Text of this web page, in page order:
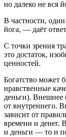
но далеко не вся
В частности,
йога, — даёт
С точки зрения
это достаток,
ценностей.
Богатство может
нравственные
деньги). Внешнее
от внутреннего.
зависит от
времени и денег.
и деньги — то и